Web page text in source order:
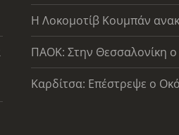
Η Λοκομοτίβ Κουμπάν
ΠΑΟΚ: Στην Θεσσαλονίκη
Καρδίτσα: Επέστρεψε ο